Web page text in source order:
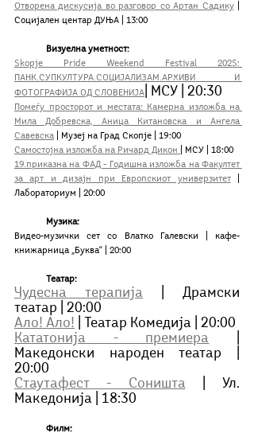
Отворена дискусија во разговор со Артан Садику |
Социјален центар ДУЊА | 13:00
Визуелна уметност:
Skopje Pride Weekend Festival 2025:
ПАНК.СУПКУЛТУРА.СОЦИЈАЛИЗАМ.АРХИВИ И
ФОТОГРАФИЈА ОД СЛОВЕНИЈА
| МСУ | 20:30
Помеѓу просторот и местата: Камерна изложба на
Мила Добревска, Аница Китановска и Ангела
Савевска | Музеј на Град Скопје | 19:00
Самостојна изложба на Ричард Дикон
| МСУ | 18:00
19.приказна на ФАД - Годишна изложба на Факултет
за арт и дизајн при Европскиот универзитет |
Лабораториум | 20:00
Музика:
Видео-музички сет со Влатко Галевски | кафе-
книжарница „Буква“ | 20:00
Театар:
Чудесна терапија | Драмски
театар | 20:00
Ало! Ало! | Teатар Комедија | 20:00
Кататонија - премиера
Македонски народен театар |
20:00
Стаутафест - Соништа | Ул.
Македонија | 18:30
	Филм: